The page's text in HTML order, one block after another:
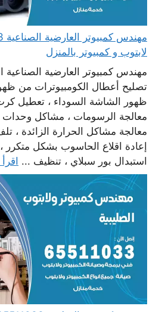
لابتوب و كمبيوتر بالمنزل
مهندس كمبيوتر العارضية الصناعية
تصليح أعطال الكومبيوترات من
ظهور الشاشة السوداء ، تعطيل
معالجة الرسومات ، مشاكل وحدات
معالجة مشاكل الحرارة الزائدة ،
إعادة اقلاع الحاسوب بشكل متكرر
استبدال بور سبلاي ، تنظيف ...